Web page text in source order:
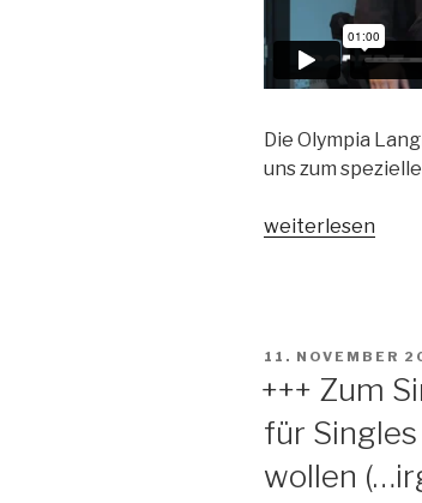
Die Olympia
uns zum
„Welche
zu
mir
und
Training?
weiterlesen
11. NOVEMBER
+++ Zum
für
wollen